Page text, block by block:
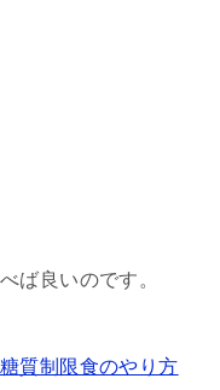
ば良いのです。
質制限食のやり方